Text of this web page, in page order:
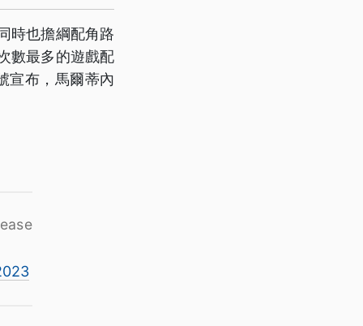
時也擔綱配角路
數最多的遊戲配
宣布，馬爾蒂內